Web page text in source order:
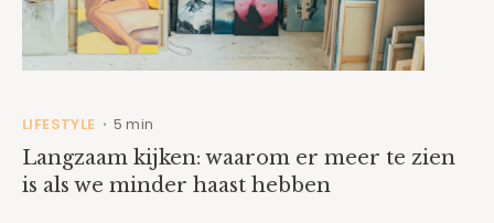
LIFESTYLE • 5 min
Langzaam kijken: waarom er meer te zien
is als we minder haast hebben